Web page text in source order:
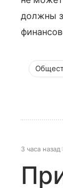
должны
3 часа назад